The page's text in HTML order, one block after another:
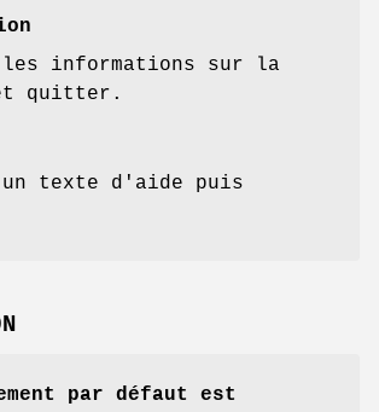
informations sur la
quitter.
texte d'aide puis
par défaut est